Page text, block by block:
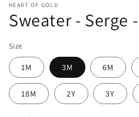
1
in
modaal
HEART OF GOLD
Sweater - Serge
Size
1M 3M 6M
18M 2Y 3Y